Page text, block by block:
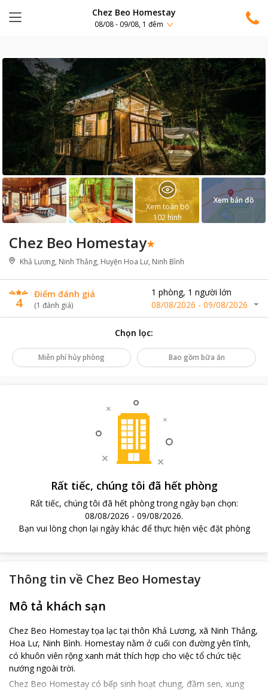
Chez Beo Homestay
08/08 - 09/08, 1 đêm
Chez Beo Homestay
Khả Lương, Ninh Thắng, Huyện Hoa Lư, Ninh Bình
4
Điểm đánh giá
(1 đánh giá)
1 phòng, 1 người lớn
08/08/2026 - 09/08/2026
Xem toàn bộ
102 hình
Xem bản đồ
Chọn lọc:
Miễn phí hủy phòng Bao gồm bữa ăn
Rất tiếc, chúng tôi đã hết phòng
Rất tiếc, chúng tôi đã hết phòng trong ngày bạn chọn:
08/08/2026 - 09/08/2026.
Bạn vui lòng chọn lại ngày khác để thực hiện việc đặt phòng
Thông tin về Chez Beo Homestay
Mô tả khách sạn
Chez Beo Homestay tọa lạc tại thôn Khả Lương, xã Ninh Thắng,
Hoa Lư, Ninh Bình. Homestay nằm ở cuối con đường yên tĩnh,
có khuôn viên rộng xanh mát thích hợp cho việc tổ chức tiệc
nướng ngoài trời.
Chez Beo Homestay có bếp sinh hoạt chung, đầm sen, xung